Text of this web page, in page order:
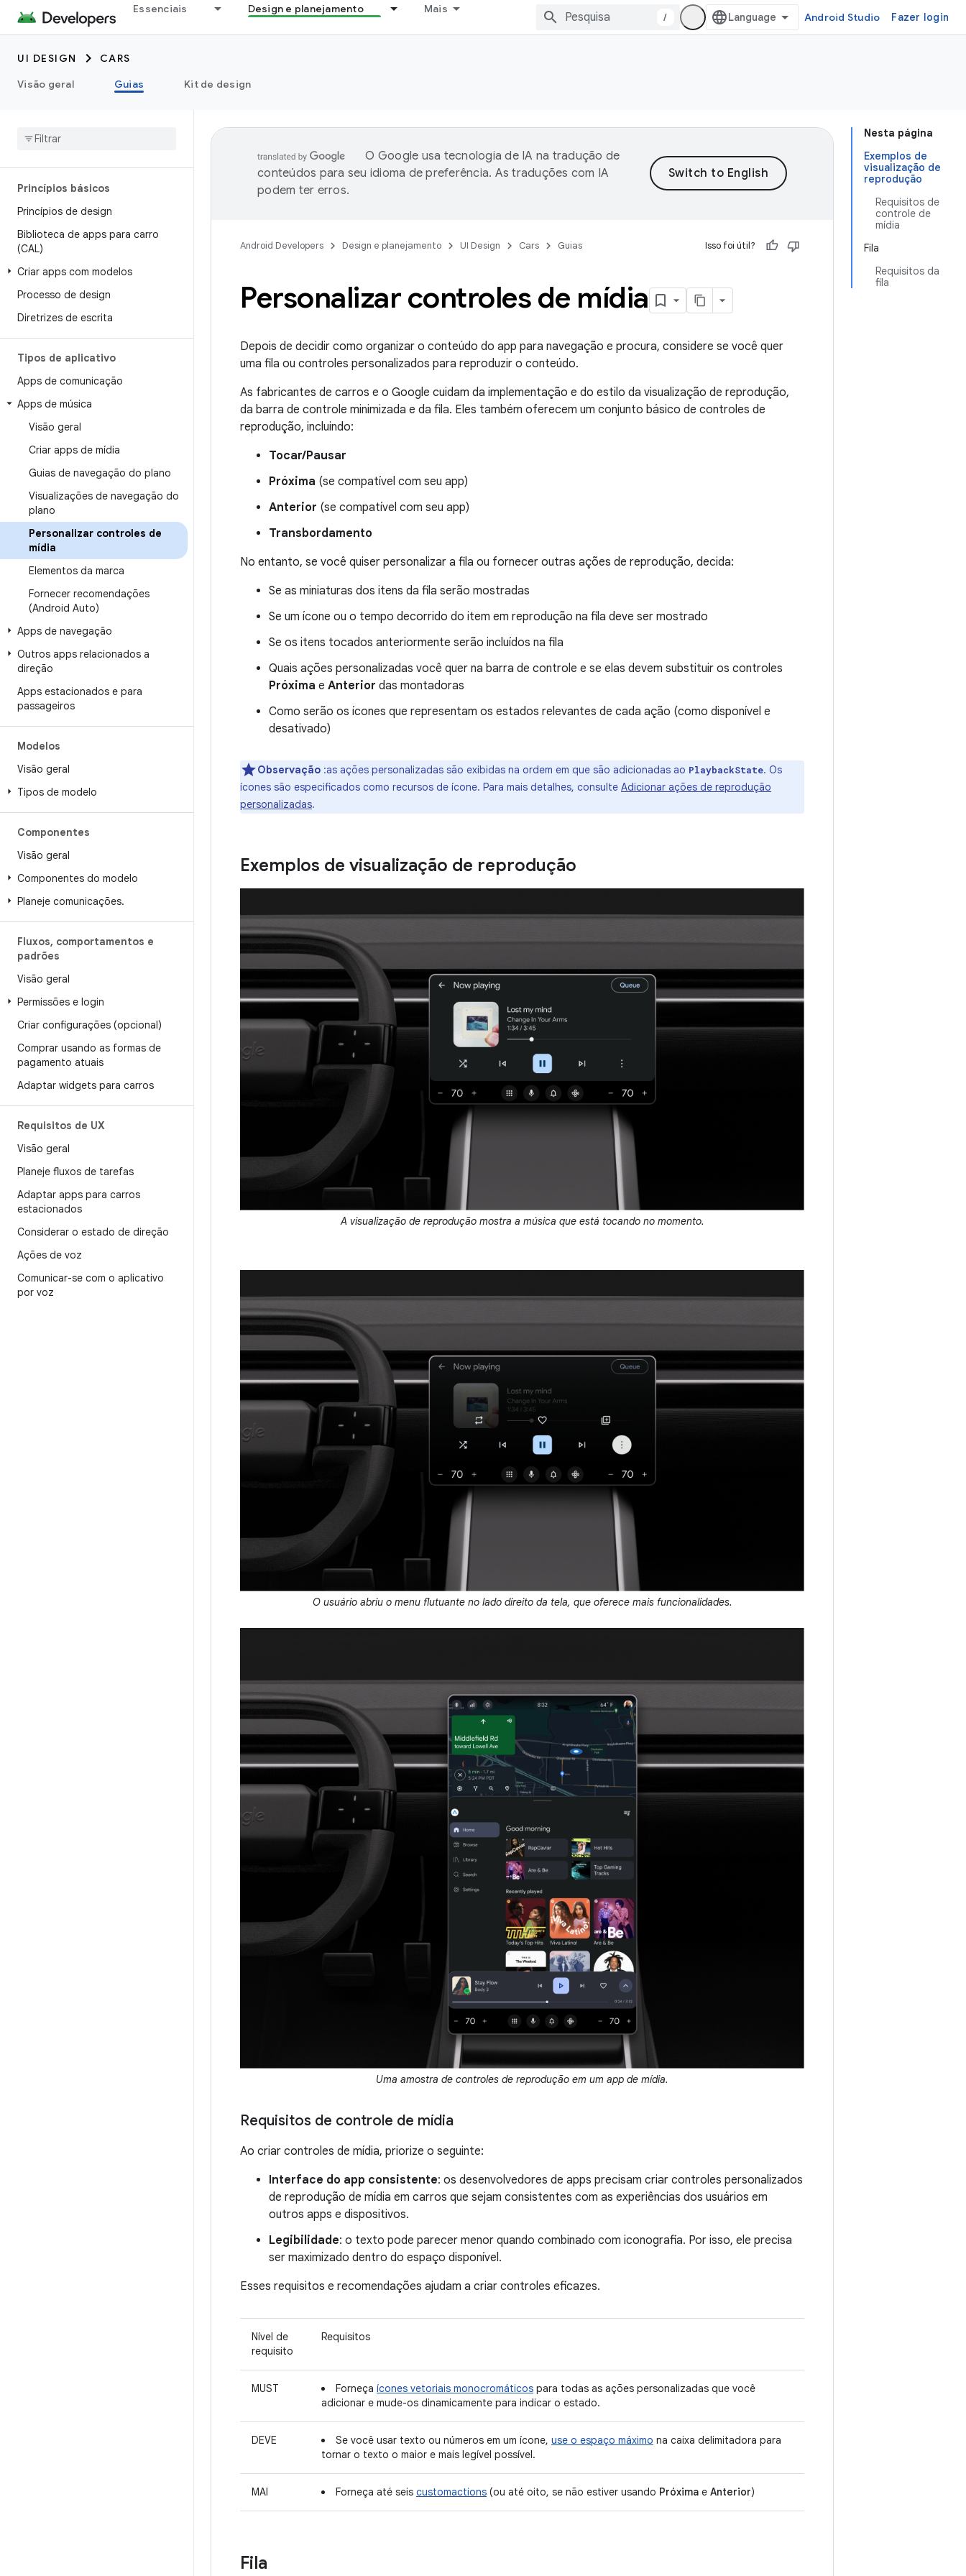
Essenciais Design e planejamento Mais
/ Android Studio Fazer login
UI DESIGN
CARS
Visão geral
Guias Kit de design
Princípios básicos
Princípios de design
Biblioteca de apps para carro
(CAL)
Criar apps com modelos
Processo de design
Diretrizes de escrita
Tipos de aplicativo
Apps de comunicação
Apps de música
Visão geral
Criar apps de mídia
Guias de navegação do plano
Visualizações de navegação do
plano
Personalizar controles de
mídia
Elementos da marca
Fornecer recomendações
(Android Auto)
Apps de navegação
Outros apps relacionados a
direção
Apps estacionados e para
passageiros
Modelos
Visão geral
Tipos de modelo
Componentes
Visão geral
Componentes do modelo
Planeje comunicações.
Fluxos, comportamentos e
padrões
Visão geral
Permissões e login
Criar configurações (opcional)
Comprar usando as formas de
pagamento atuais
Adaptar widgets para carros
Requisitos de UX
Visão geral
Planeje fluxos de tarefas
Adaptar apps para carros
estacionados
Considerar o estado de direção
Ações de voz
Comunicar-se com o aplicativo
por voz
Nesta página
Exemplos de
visualização de
reprodução
Requisitos de
controle de
mídia
Fila
Requisitos da
fila
O Google usa tecnologia de IA na tradução de
conteúdos para seu idioma de preferência. As traduções com IA
podem ter erros.
Android Developers Design e planejamento UI Design Cars Guias Isso foi útil?
Personalizar controles de mídia
Depois de decidir como organizar o conteúdo do app para navegação e procura, considere se você quer
uma fila ou controles personalizados para reproduzir o conteúdo.
As fabricantes de carros e o Google cuidam da implementação e do estilo da visualização de reprodução,
da barra de controle minimizada e da fila. Eles também oferecem um conjunto básico de controles de
reprodução, incluindo:
Tocar/Pausar
Próxima (se compatível com seu app)
Anterior (se compatível com seu app)
Transbordamento
No entanto, se você quiser personalizar a fila ou fornecer outras ações de reprodução, decida:
Se as miniaturas dos itens da fila serão mostradas
Se um ícone ou o tempo decorrido do item em reprodução na fila deve ser mostrado
Se os itens tocados anteriormente serão incluídos na fila
Quais ações personalizadas você quer na barra de controle e se elas devem substituir os controles
Próxima e Anterior das montadoras
Como serão os ícones que representam os estados relevantes de cada ação (como disponível e
desativado)
Observação :as ações personalizadas são exibidas na ordem em que são adicionadas ao PlaybackState. Os
ícones são especificados como recursos de ícone. Para mais detalhes, consulte Adicionar ações de reprodução
personalizadas.
Exemplos de visualização de reprodução
A visualização de reprodução mostra a música que está tocando no momento.
O usuário abriu o menu flutuante no lado direito da tela, que oferece mais funcionalidades.
Uma amostra de controles de reprodução em um app de mídia.
Requisitos de controle de mídia
Ao criar controles de mídia, priorize o seguinte:
Interface do app consistente: os desenvolvedores de apps precisam criar controles personalizados
de reprodução de mídia em carros que sejam consistentes com as experiências dos usuários em
outros apps e dispositivos.
Legibilidade: o texto pode parecer menor quando combinado com iconografia. Por isso, ele precisa
ser maximizado dentro do espaço disponível.
Esses requisitos e recomendações ajudam a criar controles eficazes.
Nível de
requisito
Requisitos
MUST Forneça ícones vetoriais monocromáticos para todas as ações personalizadas que você
adicionar e mude-os dinamicamente para indicar o estado.
DEVE Se você usar texto ou números em um ícone, use o espaço máximo na caixa delimitadora para
tornar o texto o maior e mais legível possível.
MAI Forneça até seis customactions (ou até oito, se não estiver usando Próxima e Anterior)
Fila